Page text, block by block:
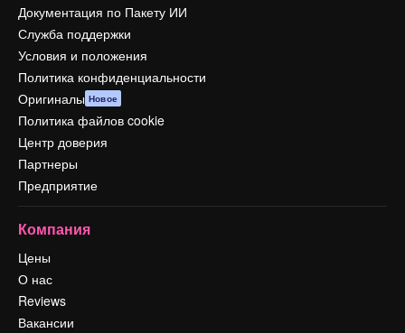
Документация по Пакету ИИ
Служба поддержки
Условия и положения
Политика конфиденциальности
Оригиналы Новое
Политика файлов cookie
Центр доверия
Партнеры
Предприятие
Компания
Цены
О нас
Reviews
Вакансии